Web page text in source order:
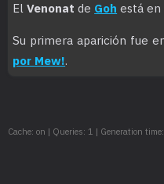
ElVenonat de Goh está
Su primera aparición fue
por Mew!.
Cache: on | Queries: 1 | Generation time: